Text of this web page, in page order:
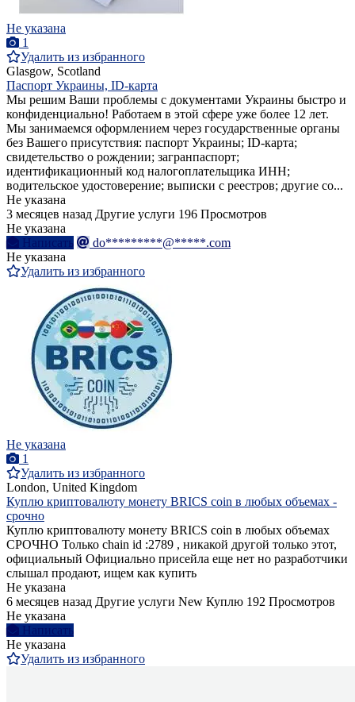
Не указана
1
Удалить из избранного
Glasgow, Scotland
Паспорт Украины, ID-карта
Мы решим Ваши проблемы с документами Украины быстро и
конфиденциально! Работаем в этой сфере уже более 12 лет.
Мы занимаемся оформлением через государственные органы
без Вашего присутствия: паспорт Украины; ID-карта;
свидетельство о рождении; загранпаспорт;
идентификационный код налогоплательщика ИНН;
водительское удостоверение; выписки с реестров; другие со...
Не указана
3 месяцев назад Другие услуги 196 Просмотров
Не указана
Написать
do*********@*****.com
Не указана
Удалить из избранного
Не указана
1
Удалить из избранного
London, United Kingdom
Куплю криптовалюту монету BRICS coin в любых объемах -
срочно
Куплю криптовалюту монету BRICS coin в любых объемах
СРОЧНО Только chain id :2789 , никакой другой только этот,
официальный Официально присейла еще нет но разработчики
слышал продают, ищем как купить
Не указана
6 месяцев назад Другие услуги New Куплю 192 Просмотров
Не указана
Написать
Не указана
Удалить из избранного